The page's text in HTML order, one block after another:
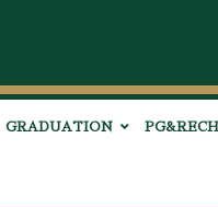
GRADUATION